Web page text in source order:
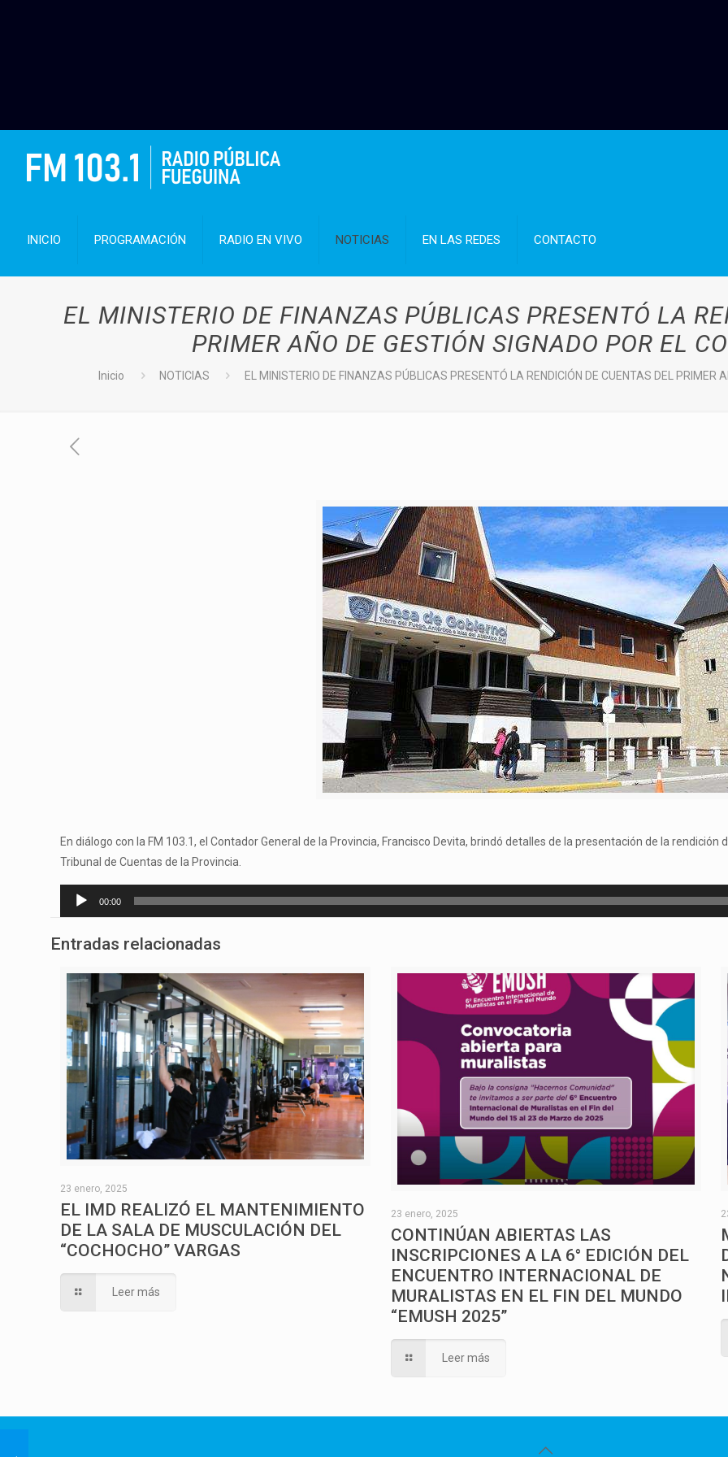
INICIO PROGRAMACIÓN RADIO EN VIVO NOTICIAS EN LAS REDES CONTACTO
EL MINISTERIO DE FINANZAS PÚBLICAS PRESENTÓ LA
PRIMER AÑO DE GESTIÓN SIGNADO POR EL
Inicio NOTICIAS EL MINISTERIO DE FINANZAS PÚBLICAS PRESENTÓ LA RENDICIÓN DE CUENTAS DEL PRIMER
En diálogo con la FM 103.1, el Contador General de la Provincia, Francisco Devita, brindó detalles de la presentación de la
Tribunal de Cuentas de la Provincia.
Reproductor
00:00
Entradas relacionadas
23 enero, 2025
EL IMD REALIZÓ EL MANTENIMIENTO
DE LA SALA DE MUSCULACIÓN DEL
“COCHOCHO” VARGAS
Leer más
23 enero, 2025
CONTINÚAN ABIERTAS LAS
INSCRIPCIONES A LA 6° EDICIÓN DEL
ENCUENTRO INTERNACIONAL DE
MURALISTAS EN EL FIN DEL MUNDO
“EMUSH 2025”
Leer más